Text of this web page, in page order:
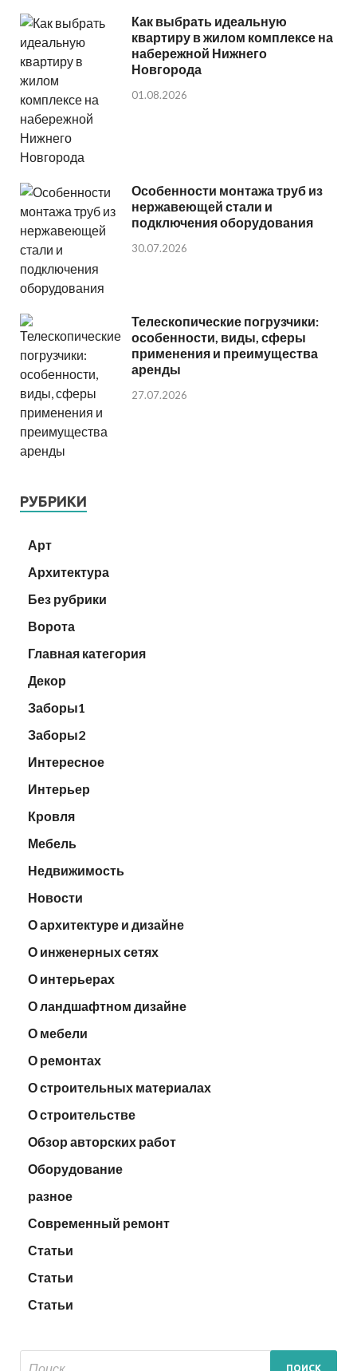
Как выбрать идеальную
квартиру в жилом комплексе на
набережной Нижнего
Новгорода
01.08.2026
Особенности монтажа труб из
нержавеющей стали и
подключения оборудования
30.07.2026
Телескопические погрузчики:
особенности, виды, сферы
применения и преимущества
аренды
27.07.2026
РУБРИКИ
Арт
Архитектура
Без рубрики
Ворота
Главная категория
Декор
Заборы1
Заборы2
Интересное
Интерьер
Кровля
Мебель
Недвижимость
Новости
О архитектуре и дизайне
О инженерных сетях
О интерьерах
О ландшафтном дизайне
О мебели
О ремонтах
О строительных материалах
О строительстве
Обзор авторских работ
Оборудование
разное
Современный ремонт
Статьи
Статьи
Статьи